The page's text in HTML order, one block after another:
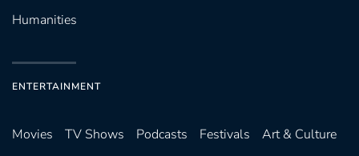
Humanities
ENTERTAINMENT
Movies TV Shows Podcasts Festivals
Art & Culture